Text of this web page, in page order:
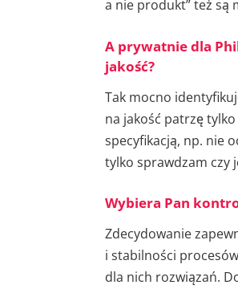
a nie produkt” też są
A prywatnie dla
jakość?
Tak mocno
na jakość patrzę
specyfikacją, np. nie
tylko sprawdzam czy
Wybiera Pan
Zdecydowanie
i stabilności
dla nich rozwiązań.